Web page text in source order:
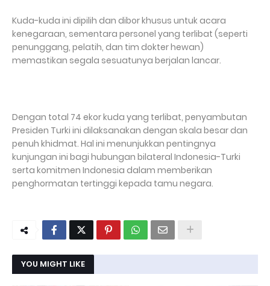
Kuda-kuda ini dipilih dan dibor khusus untuk acara
kenegaraan, sementara personel yang terlibat (seperti
penunggang, pelatih, dan tim dokter hewan)
memastikan segala sesuatunya berjalan lancar.
Dengan total 74 ekor kuda yang terlibat, penyambutan
Presiden Turki ini dilaksanakan dengan skala besar dan
penuh khidmat. Hal ini menunjukkan pentingnya
kunjungan ini bagi hubungan bilateral Indonesia-Turki
serta komitmen Indonesia dalam memberikan
penghormatan tertinggi kepada tamu negara.
YOU MIGHT LIKE